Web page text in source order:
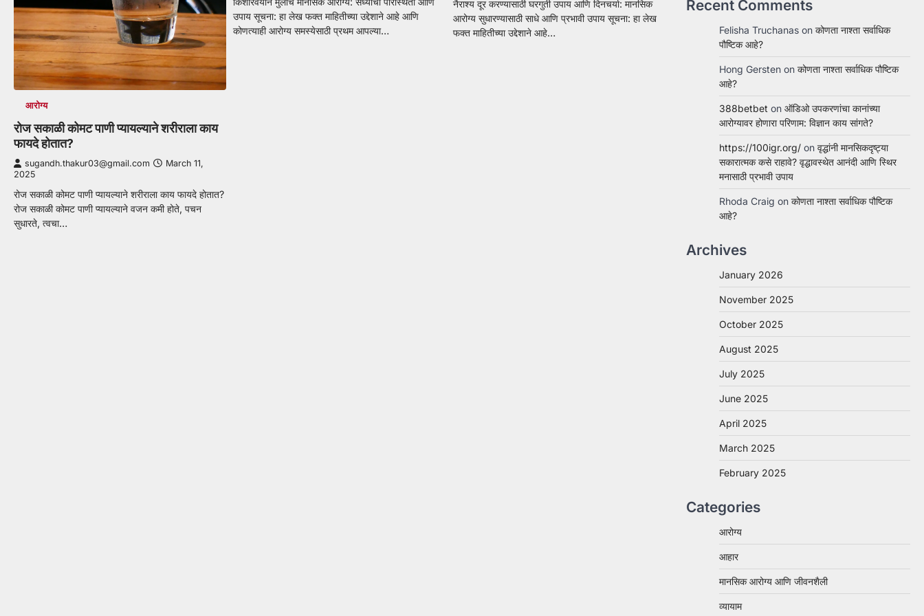
आरोग्य
रोज सकाळी कोमट पाणी प्यायल्याने शरीराला काय
फायदे होतात?
sugandh.thakur03@gmail.com
March 11,
2025
रोज सकाळी कोमट पाणी प्यायल्याने शरीराला काय फायदे होतात?
रोज सकाळी कोमट पाणी प्यायल्याने वजन कमी होते, पचन
सुधारते, त्वचा…
उपाय सूचना: हा लेख फक्त माहितीच्या उद्देशाने आहे आणि
कोणत्याही आरोग्य समस्येसाठी प्रथम आपल्या…
नैराश्य दूर करण्यासाठी घरगुती उपाय आणि दिनचर्या: मानसिक
आरोग्य सुधारण्यासाठी साधे आणि प्रभावी उपाय सूचना: हा लेख
फक्त माहितीच्या उद्देशाने आहे…
Recent Comments
Felisha Truchanas on कोणता नाश्ता सर्वाधिक
पौष्टिक आहे?
Hong Gersten on कोणता नाश्ता सर्वाधिक पौष्टिक
आहे?
388betbet on ऑडिओ उपकरणांचा कानांच्या
आरोग्यावर होणारा परिणाम: विज्ञान काय सांगते?
https://100igr.org/ on वृद्धांनी मानसिकदृष्ट्या
सकारात्मक कसे राहावे? वृद्धावस्थेत आनंदी आणि स्थिर
मनासाठी प्रभावी उपाय
Rhoda Craig on कोणता नाश्ता सर्वाधिक पौष्टिक
आहे?
Archives
January 2026
November 2025
October 2025
August 2025
July 2025
June 2025
April 2025
March 2025
February 2025
Categories
आरोग्य
आहार
मानसिक आरोग्य आणि जीवनशैली
व्यायाम